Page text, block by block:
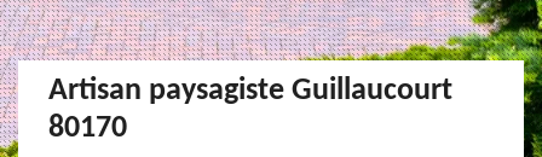
Artisan paysagiste Guillaucourt
80170